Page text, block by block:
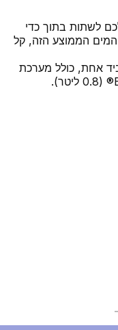
לשתות בתוך כדי
הממוצע הזה, קל
אחת, כולל מערכת